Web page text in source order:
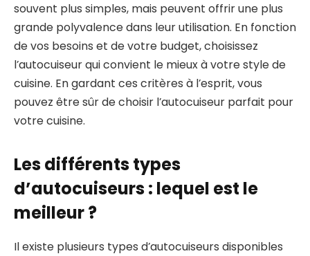
souvent plus simples, mais peuvent offrir une plus
grande polyvalence dans leur utilisation. En fonction
de vos besoins et de votre budget, choisissez
l’autocuiseur qui convient le mieux à votre style de
cuisine. En gardant ces critères à l’esprit, vous
pouvez être sûr de choisir l’autocuiseur parfait pour
votre cuisine.
Les différents types
d’autocuiseurs : lequel est le
meilleur ?
Il existe plusieurs types d’autocuiseurs disponibles